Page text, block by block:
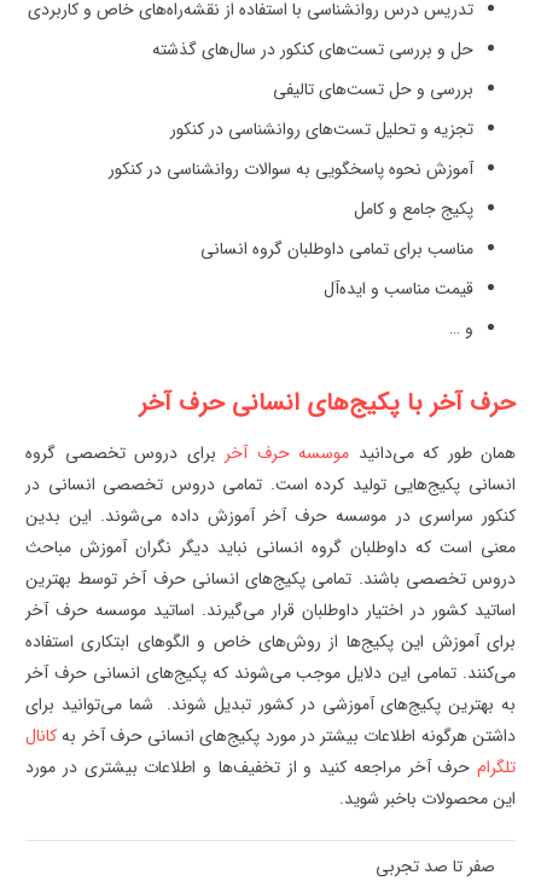
تدریس درس روانشناسی با استفاده از نقشه‌راه‌های خاص و کاربردی
حل و بررسی تست‌های کنکور در سال‌های گذشته
بررسی و حل تست‌های تالیفی
تجزیه و تحلیل تست‌های روانشناسی در کنکور
آموزش نحوه پاسخگویی به سوالات روانشناسی در کنکور
پکیج جامع و کامل
مناسب برای تمامی داوطلبان گروه انسانی
قیمت مناسب و ایده‌آل
و …
حرف آخر با پکیج‌های انسانی حرف آخر
همان طور که می‌دانید موسسه حرف آخر برای دروس تخصصی گروه
انسانی پکیج‌هایی تولید کرده است. تمامی دروس تخصصی انسانی در
کنکور سراسری در موسسه حرف آخر آموزش داده می‌شوند. این بدین
معنی است که داوطلبان گروه انسانی نباید دیگر نگران آموزش مباحث
دروس تخصصی باشند. تمامی پکیج‌های انسانی حرف آخر توسط بهترین
اساتید کشور در اختیار داوطلبان قرار می‌گیرند. اساتید موسسه حرف آخر
برای آموزش این پکیج‌ها از روش‌های خاص و الگوهای ابتکاری استفاده
می‌کنند. تمامی این دلایل موجب می‌شوند که پکیج‌های انسانی حرف آخر
به بهترین پکیج‌های آموزشی در کشور تبدیل شوند. شما می‌توانید برای
داشتن هرگونه اطلاعات بیشتر در مورد پکیج‌های انسانی حرف آخر بهکانال
تلگرام حرف آخر مراجعه کنید و از تخفیف‌ها و اطلاعات بیشتری در مورد
این محصولات باخبر شوید.
صفر تا صد تجربی